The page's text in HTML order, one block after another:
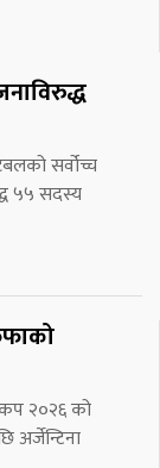
सर्वोच्च
५५ सदस्य
२०२६ को